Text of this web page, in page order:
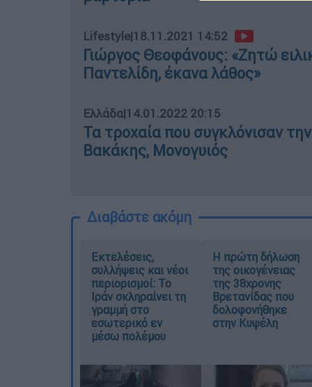
Lifestyle|18.11.2021 14:52
Γιώργος Θεοφάνους: «Ζητώ
Παντελίδη, έκανα λάθος»
Ελλάδα|14.01.2022 20:15
Τα τροχαία που συγκλόνισαν
Βακάκης, Μονογυιός
Διαβάστε ακόμη
Εκτελέσεις,
συλλήψεις και νέοι
περιορισμοί: Το
Ιράν σκληραίνει τη
γραμμή στο
εσωτερικό εν
μέσω πολέμου
Η πρώτη δήλωση
της οικογένειας
της 38χρονης
Βρετανίδας που
δολοφονήθηκε
στην Κυψέλη